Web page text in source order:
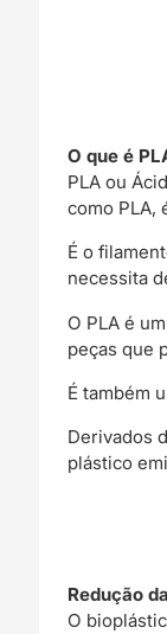
O que é
PLA ou
como PLA,
É o
necessita
O PLA é
peças que
É também
Derivados
plástico
Redução
O